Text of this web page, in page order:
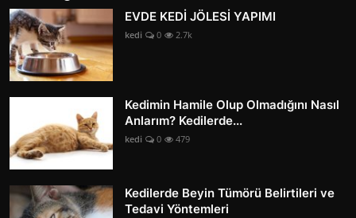
EVDE KEDİ JÖLESİ YAPIMI
kedi 0 2.7k
Kedimin Hamile Olup Olmadığını Nasıl
Anlarım? Kedilerde...
kedi 0 479
Kedilerde Beyin Tümörü Belirtileri ve
Tedavi Yöntemleri